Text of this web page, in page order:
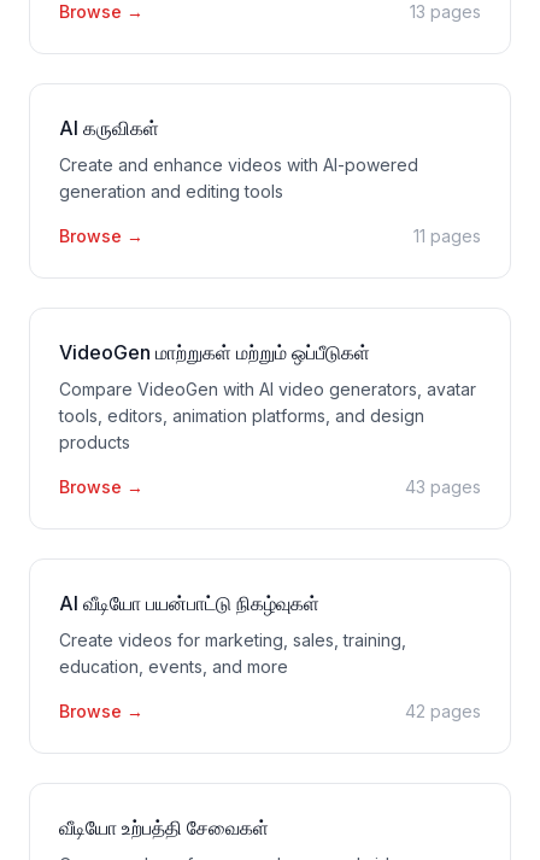
Browse → 13 pages
AI கருவிகள்
Create and enhance videos with AI-powered
generation and editing tools
Browse → 11 pages
VideoGen மாற்றுகள் மற்றும் ஒப்பீடுகள்
Compare VideoGen with AI video generators, avatar
tools, editors, animation platforms, and design
products
Browse → 43 pages
AI வீடியோ பயன்பாட்டு நிகழ்வுகள்
Create videos for marketing, sales, training,
education, events, and more
Browse → 42 pages
வீடியோ உற்பத்தி சேவைகள்